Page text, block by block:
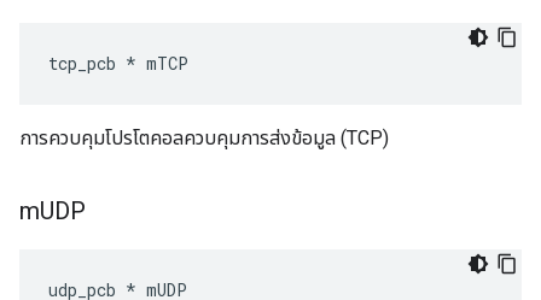
tcp_pcb * mTCP
การควบคุมโปรโตคอลควบคุมการส่งข้อมูล (TCP)
mUDP
udp_pcb * mUDP